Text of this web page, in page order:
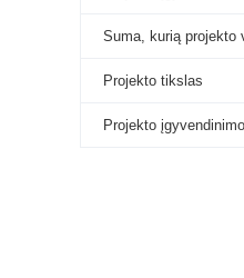
Suma, kurią projekto
Projekto tikslas
Projekto